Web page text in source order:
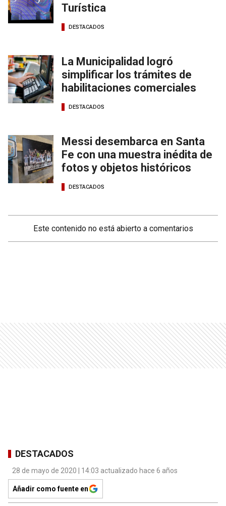
Turística
DESTACADOS
La Municipalidad logró
simplificar los trámites de
habilitaciones comerciales
DESTACADOS
Messi desembarca en Santa
Fe con una muestra inédita de
fotos y objetos históricos
DESTACADOS
Este contenido no está abierto a comentarios
DESTACADOS
28 de mayo de 2020 | 14:03 actualizado hace 6 años
Añadir como fuente en